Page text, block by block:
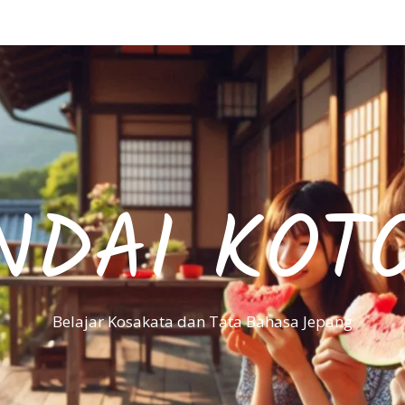
Belajar Kosakata dan Tata Bahasa Jepang